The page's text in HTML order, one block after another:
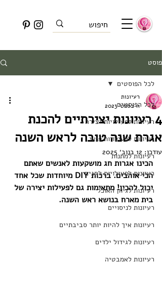
פוסט
לכל הפוסטים
רעיונות לפעילויות יצירה
רעיונות לפעילויות פנאי
רעיונות למתנות
רעיונות לפעילויות לחגים
רעיונות לגיוון האוכל
רעיונות לניסויים
רעיונות איך להיות יותר סביבתיים
רעיונות לגידול ילדים
רעיונות לאמבטיה
לכל הפוסטים
4 רעיונות יצירתיים להכנת
אגרת שנה טובה לראש השנה
רעיונות
11 בספט׳ 2023
עודכן: 12 בנוב׳ 2025
הכינו אגרות חג מושקעות לאנשים שאתם
הכי אוהבים. ברכות DIY מיוחדות שכל אחד
יכול להכין! מתאימות גם לפעילות יצירה של
בית מארח בנושא ראש השנה.